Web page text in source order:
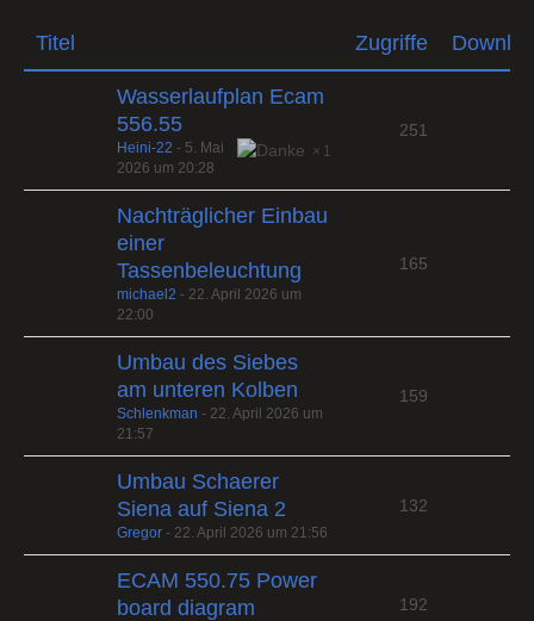
Titel Zugriffe
Wasserlaufplan Ecam
556.55
1
Heini-22 - 5. Mai
2026 um 20:28
251
Nachträglicher Einbau
einer
Tassenbeleuchtung
michael2 - 22. April 2026 um
22:00
165
Umbau des Siebes
am unteren Kolben
Schlenkman - 22. April 2026 um
21:57
159
Umbau Schaerer
Siena auf Siena 2
Gregor - 22. April 2026 um 21:56
132
ECAM 550.75 Power
board diagram
192